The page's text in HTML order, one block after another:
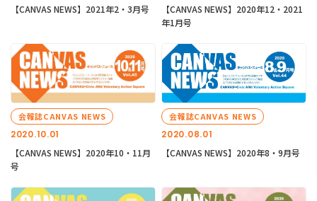
【CANVAS NEWS】2021年2・3月号
【CANVAS NEWS】2020年12・2021
年1月号
2020.10.01
会報誌CANVAS NEWS
【CANVAS NEWS】2020年10・11月
号
2020.08.01
会報誌CANVAS NEWS
【CANVAS NEWS】2020年8・9月号